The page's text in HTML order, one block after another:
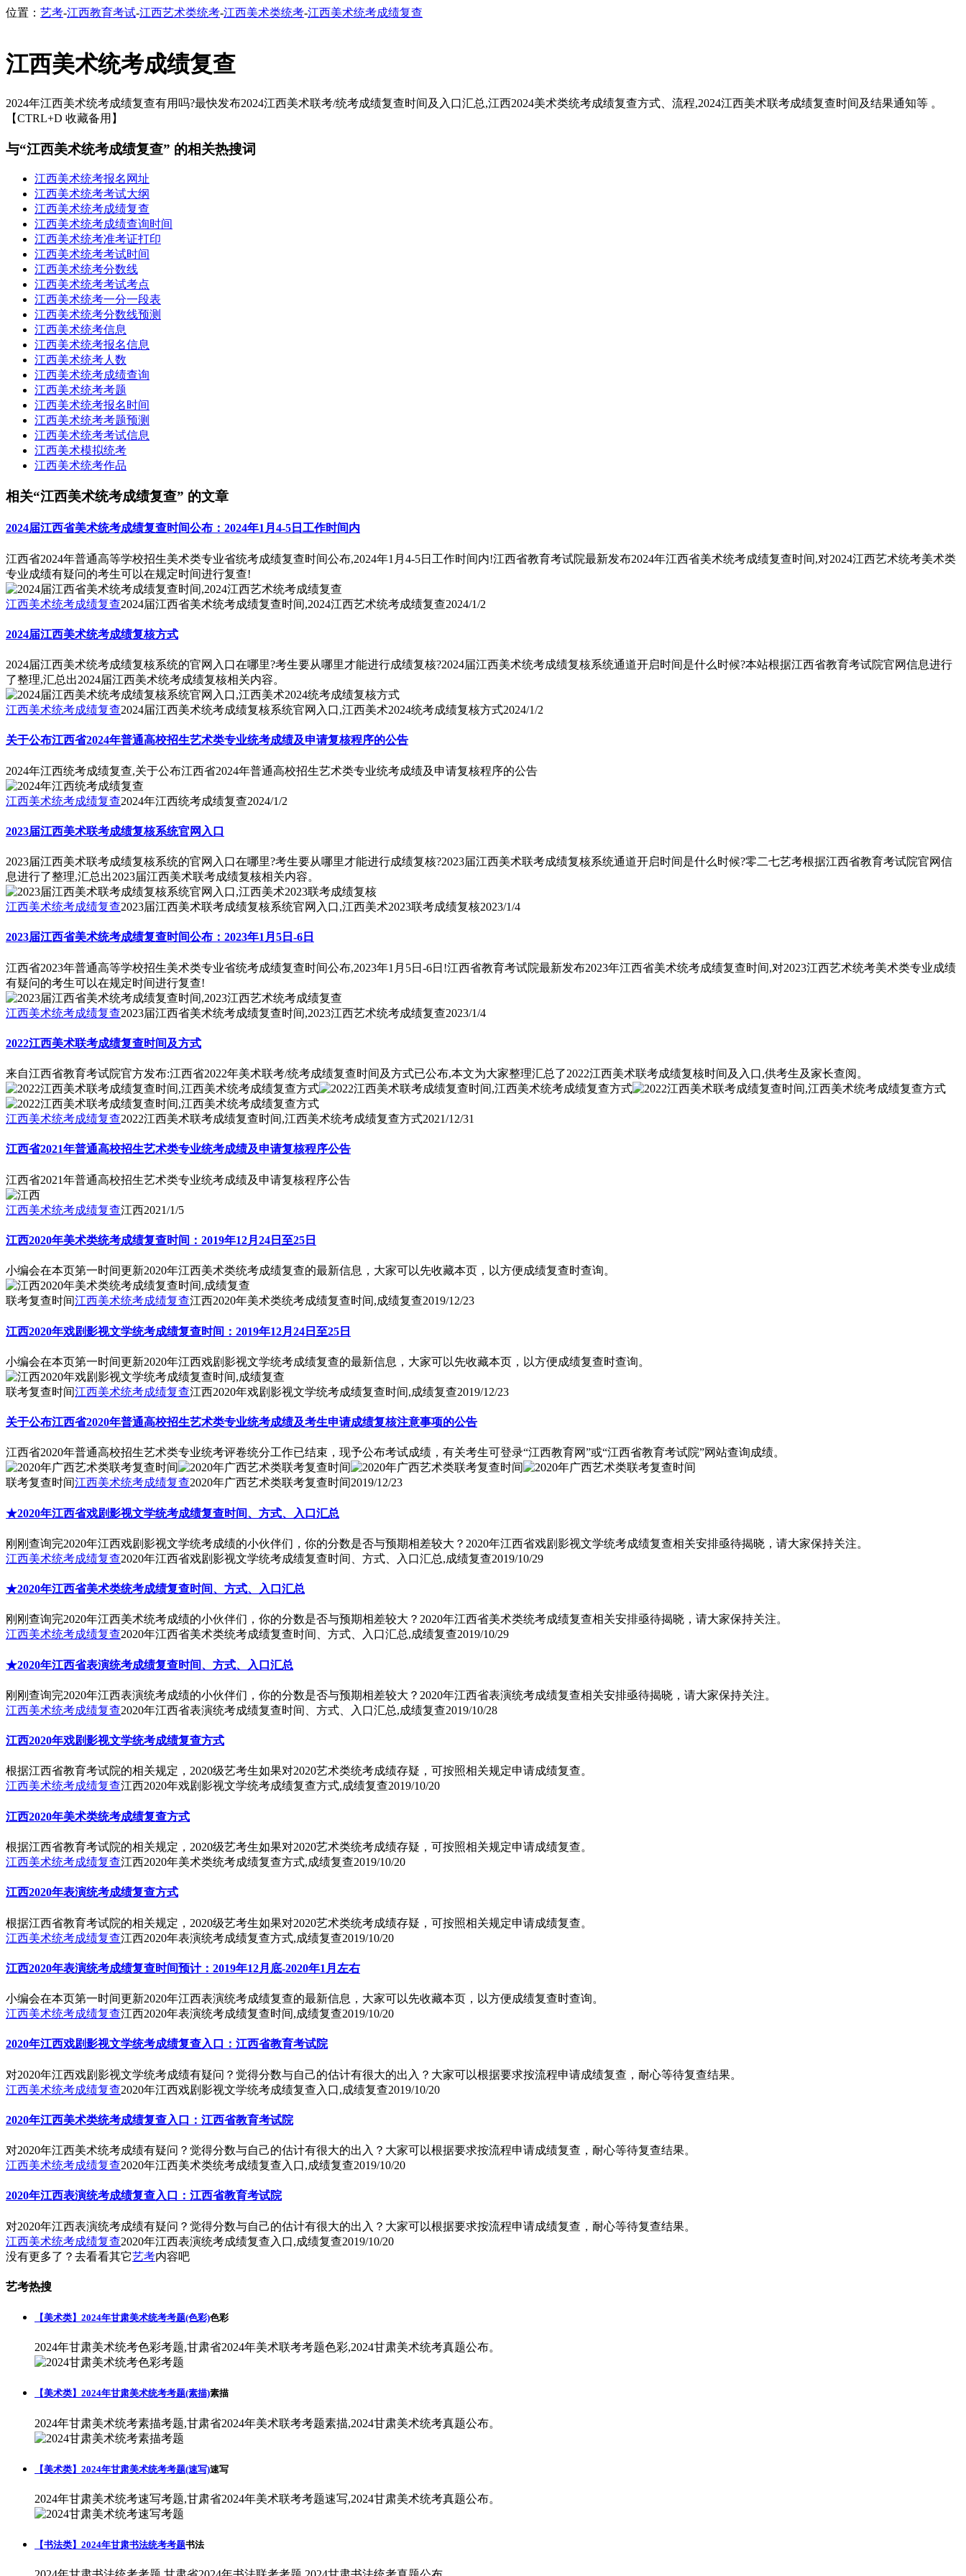
位置： 艺考-江西教育考试-江西艺术类统考-江西美术类统考-江西美术统考成绩复查
江西美术统考成绩复查
2024年江西美术统考成绩复查有用吗?最快发布2024江西美术联考/统考成绩复查时间及入口汇总,江西2024美术类统考成绩复查方式、流程,2024江西美术联考成绩复查时间及结果通知等 。
【CTRL+D 收藏备用】
与“江西美术统考成绩复查” 的相关热搜词
江西美术统考报名网址
江西美术统考考试大纲
江西美术统考成绩复查
江西美术统考成绩查询时间
江西美术统考准考证打印
江西美术统考考试时间
江西美术统考分数线
江西美术统考考试考点
江西美术统考一分一段表
江西美术统考分数线预测
江西美术统考信息
江西美术统考报名信息
江西美术统考人数
江西美术统考成绩查询
江西美术统考考题
江西美术统考报名时间
江西美术统考考题预测
江西美术统考考试信息
江西美术模拟统考
江西美术统考作品
相关“江西美术统考成绩复查” 的文章
2024届江西省美术统考成绩复查时间公布：2024年1月4-5日工作时间内
江西省2024年普通高等学校招生美术类专业省统考成绩复查时间公布,2024年1月4-5日工作时间内!江西省教育考试院最新发布2024年江西省美术统考成绩复查时间,对2024江西艺术统考美术类
专业成绩有疑问的考生可以在规定时间进行复查!
江西美术统考成绩复查2024届江西省美术统考成绩复查时间,2024江西艺术统考成绩复查2024/1/2
2024届江西美术统考成绩复核方式
2024届江西美术统考成绩复核系统的官网入口在哪里?考生要从哪里才能进行成绩复核?2024届江西美术统考成绩复核系统通道开启时间是什么时候?本站根据江西省教育考试院官网信息进行
了整理,汇总出2024届江西美术统考成绩复核相关内容。
江西美术统考成绩复查2024届江西美术统考成绩复核系统官网入口,江西美术2024统考成绩复核方式2024/1/2
关于公布江西省2024年普通高校招生艺术类专业统考成绩及申请复核程序的公告
2024年江西统考成绩复查,关于公布江西省2024年普通高校招生艺术类专业统考成绩及申请复核程序的公告
江西美术统考成绩复查2024年江西统考成绩复查2024/1/2
2023届江西美术联考成绩复核系统官网入口
2023届江西美术联考成绩复核系统的官网入口在哪里?考生要从哪里才能进行成绩复核?2023届江西美术联考成绩复核系统通道开启时间是什么时候?零二七艺考根据江西省教育考试院官网信
息进行了整理,汇总出2023届江西美术联考成绩复核相关内容。
江西美术统考成绩复查2023届江西美术联考成绩复核系统官网入口,江西美术2023联考成绩复核2023/1/4
2023届江西省美术统考成绩复查时间公布：2023年1月5日-6日
江西省2023年普通高等学校招生美术类专业省统考成绩复查时间公布,2023年1月5日-6日!江西省教育考试院最新发布2023年江西省美术统考成绩复查时间,对2023江西艺术统考美术类专业成绩
有疑问的考生可以在规定时间进行复查!
江西美术统考成绩复查2023届江西省美术统考成绩复查时间,2023江西艺术统考成绩复查2023/1/4
2022江西美术联考成绩复查时间及方式
来自江西省教育考试院官方发布:江西省2022年美术联考/统考成绩复查时间及方式已公布,本文为大家整理汇总了2022江西美术联考成绩复核时间及入口,供考生及家长查阅。
江西美术统考成绩复查2022江西美术联考成绩复查时间,江西美术统考成绩复查方式2021/12/31
江西省2021年普通高校招生艺术类专业统考成绩及申请复核程序公告
江西省2021年普通高校招生艺术类专业统考成绩及申请复核程序公告
江西美术统考成绩复查江西2021/1/5
江西2020年美术类统考成绩复查时间：2019年12月24日至25日
小编会在本页第一时间更新2020年江西美术类统考成绩复查的最新信息，大家可以先收藏本页，以方便成绩复查时查询。
联考复查时间江西美术统考成绩复查江西2020年美术类统考成绩复查时间,成绩复查2019/12/23
江西2020年戏剧影视文学统考成绩复查时间：2019年12月24日至25日
小编会在本页第一时间更新2020年江西戏剧影视文学统考成绩复查的最新信息，大家可以先收藏本页，以方便成绩复查时查询。
联考复查时间江西美术统考成绩复查江西2020年戏剧影视文学统考成绩复查时间,成绩复查2019/12/23
关于公布江西省2020年普通高校招生艺术类专业统考成绩及考生申请成绩复核注意事项的公告
江西省2020年普通高校招生艺术类专业统考评卷统分工作已结束，现予公布考试成绩，有关考生可登录“江西教育网”或“江西省教育考试院”网站查询成绩。
联考复查时间江西美术统考成绩复查2020年广西艺术类联考复查时间2019/12/23
★2020年江西省戏剧影视文学统考成绩复查时间、方式、入口汇总
刚刚查询完2020年江西戏剧影视文学统考成绩的小伙伴们，你的分数是否与预期相差较大？2020年江西省戏剧影视文学统考成绩复查相关安排亟待揭晓，请大家保持关注。
江西美术统考成绩复查2020年江西省戏剧影视文学统考成绩复查时间、方式、入口汇总,成绩复查2019/10/29
★2020年江西省美术类统考成绩复查时间、方式、入口汇总
刚刚查询完2020年江西美术统考成绩的小伙伴们，你的分数是否与预期相差较大？2020年江西省美术类统考成绩复查相关安排亟待揭晓，请大家保持关注。
江西美术统考成绩复查2020年江西省美术类统考成绩复查时间、方式、入口汇总,成绩复查2019/10/29
★2020年江西省表演统考成绩复查时间、方式、入口汇总
刚刚查询完2020年江西表演统考成绩的小伙伴们，你的分数是否与预期相差较大？2020年江西省表演统考成绩复查相关安排亟待揭晓，请大家保持关注。
江西美术统考成绩复查2020年江西省表演统考成绩复查时间、方式、入口汇总,成绩复查2019/10/28
江西2020年戏剧影视文学统考成绩复查方式
根据江西省教育考试院的相关规定，2020级艺考生如果对2020艺术类统考成绩存疑，可按照相关规定申请成绩复查。
江西美术统考成绩复查江西2020年戏剧影视文学统考成绩复查方式,成绩复查2019/10/20
江西2020年美术类统考成绩复查方式
根据江西省教育考试院的相关规定，2020级艺考生如果对2020艺术类统考成绩存疑，可按照相关规定申请成绩复查。
江西美术统考成绩复查江西2020年美术类统考成绩复查方式,成绩复查2019/10/20
江西2020年表演统考成绩复查方式
根据江西省教育考试院的相关规定，2020级艺考生如果对2020艺术类统考成绩存疑，可按照相关规定申请成绩复查。
江西美术统考成绩复查江西2020年表演统考成绩复查方式,成绩复查2019/10/20
江西2020年表演统考成绩复查时间预计：2019年12月底-2020年1月左右
小编会在本页第一时间更新2020年江西表演统考成绩复查的最新信息，大家可以先收藏本页，以方便成绩复查时查询。
江西美术统考成绩复查江西2020年表演统考成绩复查时间,成绩复查2019/10/20
2020年江西戏剧影视文学统考成绩复查入口：江西省教育考试院
对2020年江西戏剧影视文学统考成绩有疑问？觉得分数与自己的估计有很大的出入？大家可以根据要求按流程申请成绩复查，耐心等待复查结果。
江西美术统考成绩复查2020年江西戏剧影视文学统考成绩复查入口,成绩复查2019/10/20
2020年江西美术类统考成绩复查入口：江西省教育考试院
对2020年江西美术统考成绩有疑问？觉得分数与自己的估计有很大的出入？大家可以根据要求按流程申请成绩复查，耐心等待复查结果。
江西美术统考成绩复查2020年江西美术类统考成绩复查入口,成绩复查2019/10/20
2020年江西表演统考成绩复查入口：江西省教育考试院
对2020年江西表演统考成绩有疑问？觉得分数与自己的估计有很大的出入？大家可以根据要求按流程申请成绩复查，耐心等待复查结果。
江西美术统考成绩复查2020年江西表演统考成绩复查入口,成绩复查2019/10/20
没有更多了？去看看其它艺考内容吧
艺考热搜
【美术类】2024年甘肃美术统考考题(色彩)色彩
2024年甘肃美术统考色彩考题,甘肃省2024年美术联考考题色彩,2024甘肃美术统考真题公布。
【美术类】2024年甘肃美术统考考题(素描)素描
2024年甘肃美术统考素描考题,甘肃省2024年美术联考考题素描,2024甘肃美术统考真题公布。
【美术类】2024年甘肃美术统考考题(速写)速写
2024年甘肃美术统考速写考题,甘肃省2024年美术联考考题速写,2024甘肃美术统考真题公布。
【书法类】2024年甘肃书法统考考题书法